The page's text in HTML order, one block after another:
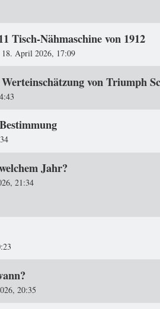
Tisch-Nähmaschine von 1912
18. April 2026, 17:09
von Triumph
Jahr?
21:34
20:35